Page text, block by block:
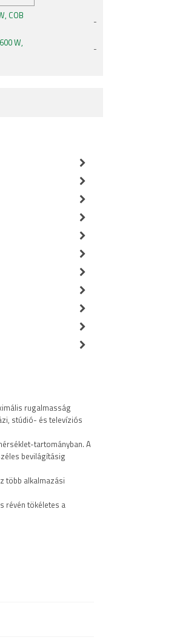
COB
-
W,
-
rugalmasság
stúdió- és televíziós
tartományban. A
bevilágításig
több alkalmazási
révén tökéletes a